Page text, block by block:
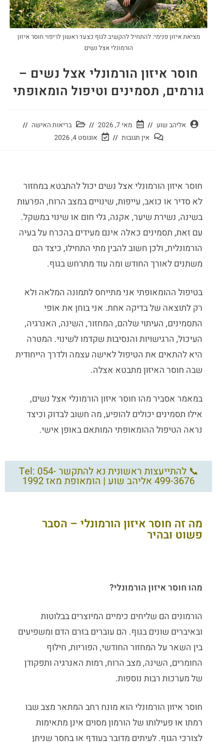
מציאת איזון פנימי: להתחיל להקשיב לגוף כצעד ראשון לריפוי חוסר איזון
הורמונלי אצל נשים
חוסר איזון הורמונלי אצל נשים –
גורמים, תסמינים וטיפול הומאופתי
אליהב שוע מאי 7, 2026
בריאות האישה
אין תגובות
אוגוסט 4, 2026
חוסר איזון הורמונלי אצל נשים יכול להתבטא במחזור
לא סדיר או כואב, עייפות, שינויים במצב הרוח, הפרעות
בשינה, נשירת שיער, אקנה, גלי חום או שינוי במשקל.
עם זאת, תסמינים כאלה אינם מעידים בהכרח על בעיה
הורמונלית, ולכן חשוב להבין מתי התחילו, כיצד הם
משתנים לאורך החודש ומה עוד מתרחש בגוף.
בטיפול ההומאופתי אני מתייחס לתמונה המלאה ולא
רק לתוצאה של בדיקה אחת. אני בוחן את אופי
התסמינים, העיתוי שלהם, המחזור, השינה, האנרגיה,
העיכול, הרגישויות והנסיבות שקדמו לשינוי. המטרה
היא להתאים את הטיפול לאישה עצמה ולדרך הייחודית
שבה חוסר האיזון מתבטא אצלה.
במאמר אסביר מהו חוסר איזון הורמונלי אצל נשים,
אילו תסמינים יכולים להופיע, מה חשוב לבדוק וכיצד
נראה הטיפול ההומאופתי המותאם באופן אישי.
📞 להתייעצות ראשונית נא להתקשר Tel: 054-
499-3676 אליהב שוע | הומאופת מאז 1992
מה זה חוסר איזון הורמונלי – הסבר
פשוט ובהיר
מהו חוסר איזון הורמונלי?
הורמונים הם שליחים כימיים המיוצרים בבלוטות
ובאיברים שונים בגוף. הם עוברים בזרם הדם ומשפיעים
בין השאר על המחזור החודשי, הפוריות, חילוף
החומרים, השינה, מצב הרוח, רמות האנרגיה ותפקודן
של מערכות רבות נוספות.
חוסר איזון הורמונלי הוא מונח רחב המתאר מצב שבו
רמתו או פעילותו של הורמון מסוים אינן מתאימות
לצורכי הגוף. לעיתים מדובר בעודף או בחסר שניתן